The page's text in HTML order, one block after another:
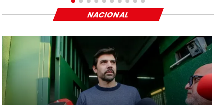
NACIONAL